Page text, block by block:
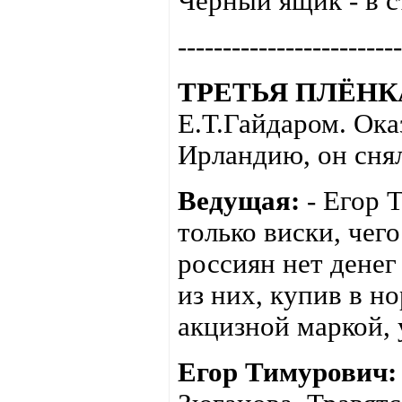
ТРЕТЬЯ
Е.Т.Гайдаром.
Ирландию, он
Ведущая: - Егор
только виски,
россиян нет
из них, купив в
акцизной
Егор Тимурович: